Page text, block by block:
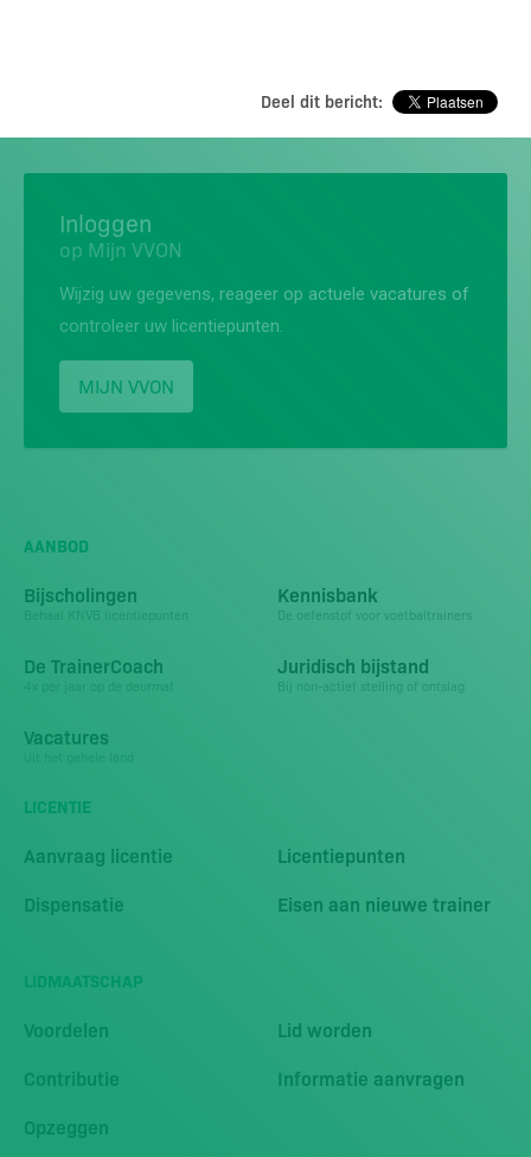
Deel dit bericht:
Inloggen
op Mijn VVON
Wijzig uw gegevens, reageer op actuele vacatures of
controleer uw licentiepunten.
MIJN VVON
AANBOD
Bijscholingen
Behaal KNVB licentiepunten
Kennisbank
De oefenstof voor voetbaltrainers
De TrainerCoach Juridisch bijstand
Bij non-actief stelling of ontslag
Vacatures
LICENTIE
Aanvraag licentie
Licentiepunten
Dispensatie
Eisen aan nieuwe trainer
LIDMAATSCHAP
Voordelen
Lid worden
Contributie
Informatie aanvragen
Opzeggen